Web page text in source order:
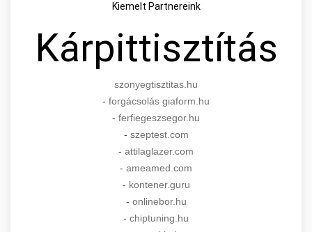
Kiemelt Partnereink
Kárpittisztítás
szonyegtisztitas.hu
- forgácsolás giaform.hu
- ferfiegeszsegor.hu
- szeptest.com
- attilaglazer.com
- ameamed.com
- kontener.guru
- onlinebor.hu
- chiptuning.hu